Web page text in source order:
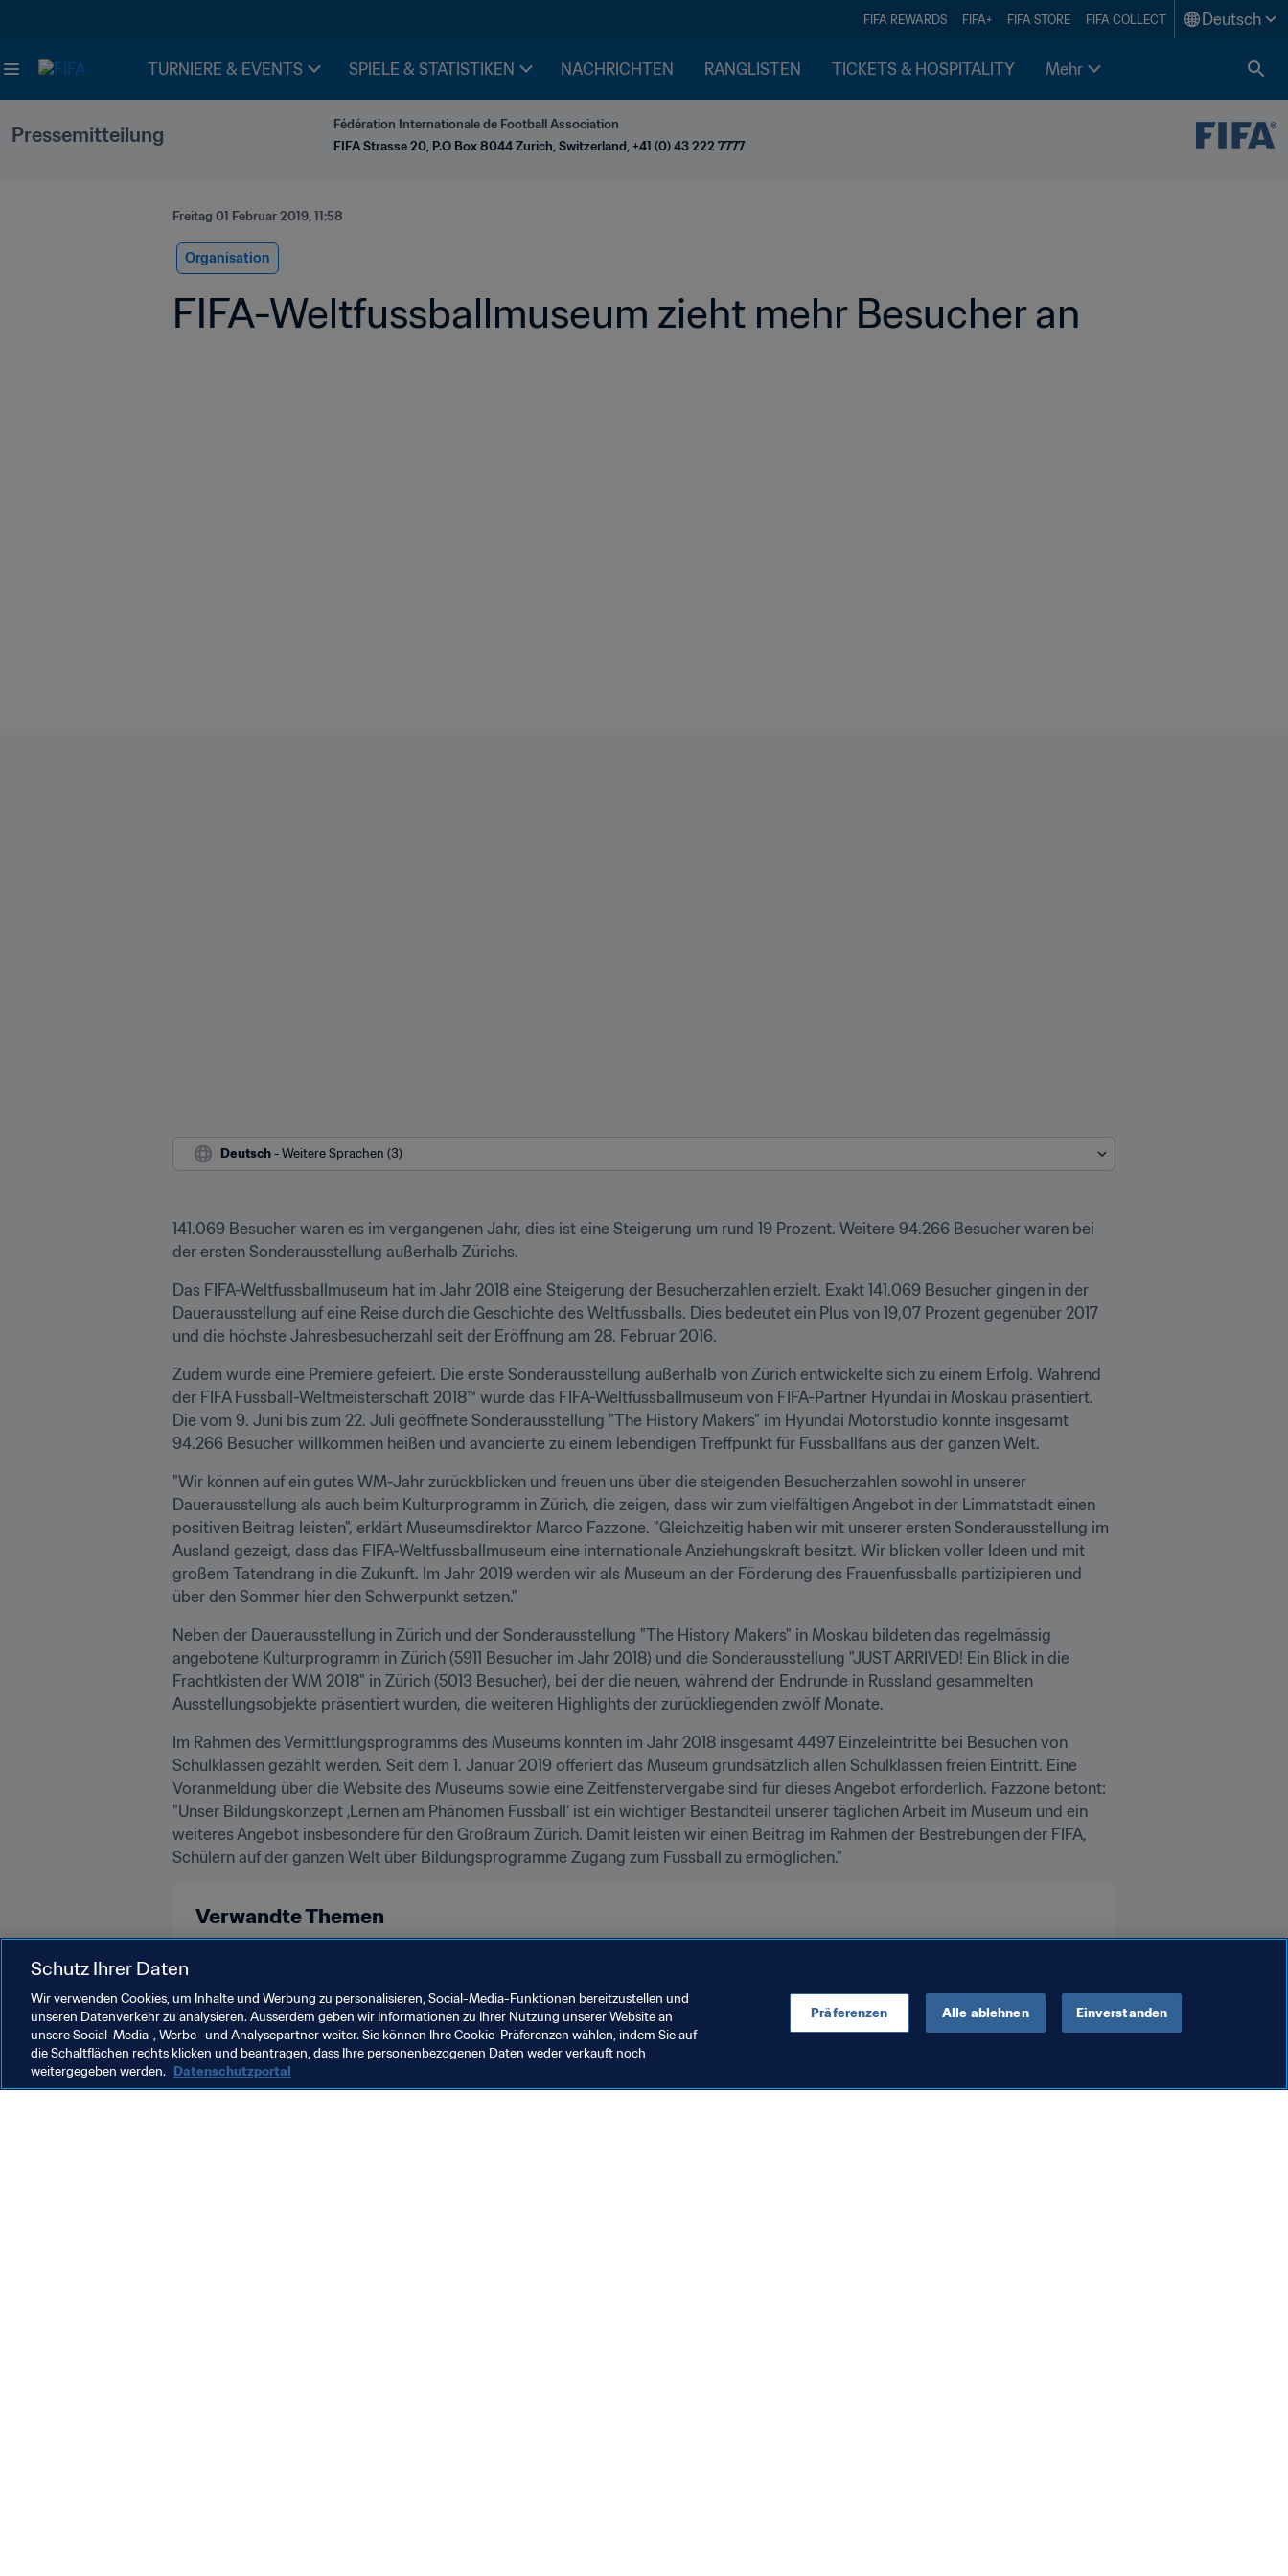
FIFA REWARDS FIFA+ FIFA STORE FIFA COLLECT Deutsch
TURNIERE & EVENTS SPIELE & STATISTIKEN NACHRICHTEN RANGLISTEN TICKETS & HOSPITALITY Mehr
Pressemitteilung
Fédération Internationale de Football Association
FIFA Strasse 20, P.O Box 8044 Zurich, Switzerland, +41 (0) 43 222 7777
Freitag 01 Februar 2019, 11:58
Organisation
FIFA-Weltfussballmuseum zieht mehr Besucher an
Deutsch - Weitere Sprachen (3)
141.069 Besucher waren es im vergangenen Jahr, dies ist eine Steigerung um rund 19 Prozent. Weitere 94.266 Besucher waren bei
der ersten Sonderausstellung außerhalb Zürichs.
Das FIFA-Weltfussballmuseum hat im Jahr 2018 eine Steigerung der Besucherzahlen erzielt. Exakt 141.069 Besucher gingen in der
Dauerausstellung auf eine Reise durch die Geschichte des Weltfussballs. Dies bedeutet ein Plus von 19,07 Prozent gegenüber 2017
und die höchste Jahresbesucherzahl seit der Eröffnung am 28. Februar 2016.
Zudem wurde eine Premiere gefeiert. Die erste Sonderausstellung außerhalb von Zürich entwickelte sich zu einem Erfolg. Während
der FIFA Fussball-Weltmeisterschaft 2018™ wurde das FIFA-Weltfussballmuseum von FIFA-Partner Hyundai in Moskau präsentiert.
Die vom 9. Juni bis zum 22. Juli geöffnete Sonderausstellung "The History Makers" im Hyundai Motorstudio konnte insgesamt
94.266 Besucher willkommen heißen und avancierte zu einem lebendigen Treffpunkt für Fussballfans aus der ganzen Welt.
"Wir können auf ein gutes WM-Jahr zurückblicken und freuen uns über die steigenden Besucherzahlen sowohl in unserer
Dauerausstellung als auch beim Kulturprogramm in Zürich, die zeigen, dass wir zum vielfältigen Angebot in der Limmatstadt einen
positiven Beitrag leisten", erklärt Museumsdirektor Marco Fazzone. "Gleichzeitig haben wir mit unserer ersten Sonderausstellung im
Ausland gezeigt, dass das FIFA-Weltfussballmuseum eine internationale Anziehungskraft besitzt. Wir blicken voller Ideen und mit
großem Tatendrang in die Zukunft. Im Jahr 2019 werden wir als Museum an der Förderung des Frauenfussballs partizipieren und
über den Sommer hier den Schwerpunkt setzen."
Neben der Dauerausstellung in Zürich und der Sonderausstellung "The History Makers" in Moskau bildeten das regelmässig
angebotene Kulturprogramm in Zürich (5911 Besucher im Jahr 2018) und die Sonderausstellung "JUST ARRIVED! Ein Blick in die
Frachtkisten der WM 2018" in Zürich (5013 Besucher), bei der die neuen, während der Endrunde in Russland gesammelten
Ausstellungsobjekte präsentiert wurden, die weiteren Highlights der zurückliegenden zwölf Monate.
Im Rahmen des Vermittlungsprogramms des Museums konnten im Jahr 2018 insgesamt 4497 Einzeleintritte bei Besuchen von
Schulklassen gezählt werden. Seit dem 1. Januar 2019 offeriert das Museum grundsätzlich allen Schulklassen freien Eintritt. Eine
Voranmeldung über die Website des Museums sowie eine Zeitfenstervergabe sind für dieses Angebot erforderlich. Fazzone betont:
"Unser Bildungskonzept ‚Lernen am Phänomen Fussball‘ ist ein wichtiger Bestandteil unserer täglichen Arbeit im Museum und ein
weiteres Angebot insbesondere für den Großraum Zürich. Damit leisten wir einen Beitrag im Rahmen der Bestrebungen der FIFA,
Schülern auf der ganzen Welt über Bildungsprogramme Zugang zum Fussball zu ermöglichen."
Verwandte Themen
Schutz Ihrer Daten
Wir verwenden Cookies, um Inhalte und Werbung zu personalisieren, Social-Media-Funktionen bereitzustellen und
unseren Datenverkehr zu analysieren. Ausserdem geben wir Informationen zu Ihrer Nutzung unserer Website an
unsere Social-Media-, Werbe- und Analysepartner weiter. Sie können Ihre Cookie-Präferenzen wählen, indem Sie auf
die Schaltflächen rechts klicken und beantragen, dass Ihre personenbezogenen Daten weder verkauft noch
weitergegeben werden. Datenschutzportal
Präferenzen Alle ablehnen Einverstanden